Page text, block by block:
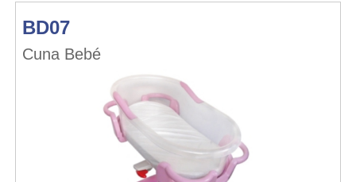
BD07
Cuna Bebé